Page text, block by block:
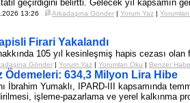
geçirdiğini belirtti. Gelecek yıl kapsamın
13:26 Arkadaşına Gönder | Yorum Yaz |
Firari Yakalandı
105 yıl kesinleşmiş hapis cezası olan
Gönder | Yorum Yaz | Yorumları Oku | Benzer
Ödemeleri: 634,3 Milyon Lira Hibe
İbrahim Yumaklı, IPARD-III kapsamında
işleme-pazarlama ve yerel kalkınma